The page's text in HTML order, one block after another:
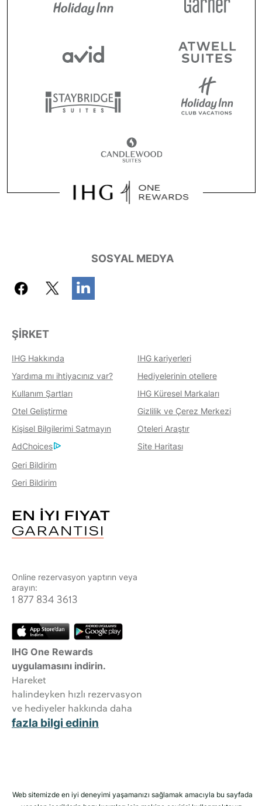
SOSYAL MEDYA
ŞIRKET
IHG Hakkında
IHG kariyerleri
Yardıma mı ihtiyacınız var?
Hediyelerinin otellere
Kullanım Şartları
IHG Küresel Markaları
Otel Geliştirme
Gizlilik ve Çerez Merkezi
Kişisel Bilgilerimi Satmayın
Oteleri Araştır
AdChoices
Site Haritası
Geri Bildirim
Geri Bildirim
Online rezervasyon yaptırın veya
arayın:
1 877 834 3613
IHG One Rewards
uygulamasını indirin.
Hareket
halindeyken hızlı rezervasyon
ve hediyeler hakkında daha
fazla bilgi edinin
Web sitemizde en iyi deneyimi yaşamanızı sağlamak amacıyla bu sayfada